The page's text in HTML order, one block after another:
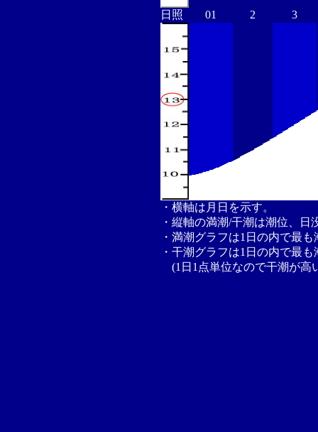
日照 01 2 3
・横軸は月日を示す。
・縦軸の満潮/干潮は潮位、
・満潮グラフは1日の内で最
・干潮グラフは1日の内で最
(1日1点単位なので干潮が高